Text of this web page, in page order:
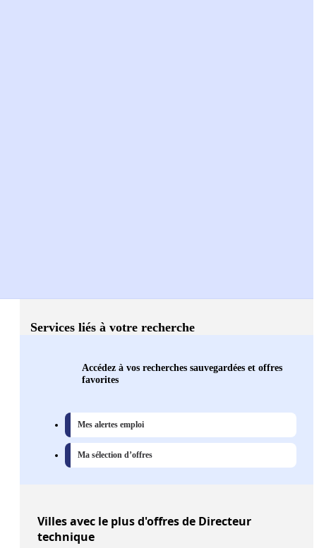
Services liés à votre recherche
Accédez à vos recherches sauvegardées et offres
favorites
Mes alertes emploi
Ma sélection d’offres
Villesavec le plus d'offres de Directeur
technique